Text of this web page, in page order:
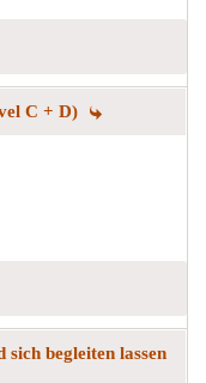
C + D)
begleiten lassen